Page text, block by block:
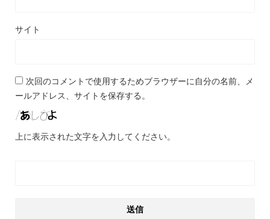
サイト
次回のコメントで使用するためブラウザーに自分の名前、メ
ールアドレス、サイトを保存する。
上に表示された文字を入力してください。